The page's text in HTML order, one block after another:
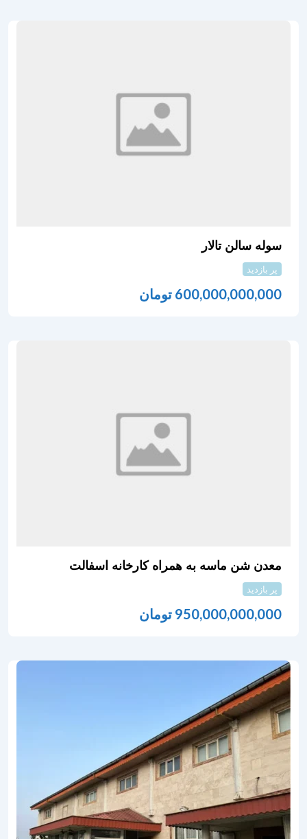
سوله سالن تالار
پر بازدید
600,000,000,000 تومان
معدن شن ماسه به همراه کارخانه اسفالت
پر بازدید
950,000,000,000 تومان